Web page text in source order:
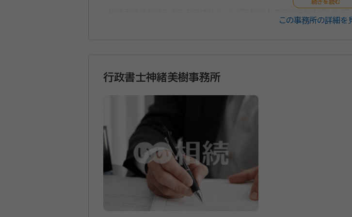
で、円満な相続のお手伝いをしております。 頼れる親族がおられない方
この事務所の詳細を
行政書士神緒美樹事務所